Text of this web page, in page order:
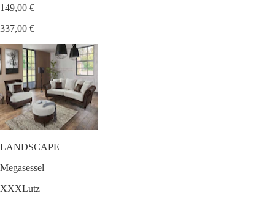
149,00 €
337,00 €
LANDSCAPE
Megasessel
XXXLutz